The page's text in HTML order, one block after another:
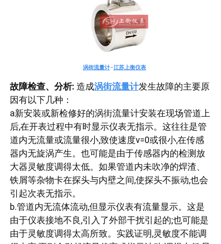
涡街流量计–江苏上衡仪表
故障检查、分析: 造成涡街流量计发生故障的主要原
因有以下几种：
a新安装或新检修好的涡街流量计安装在现场管道上
后,在开表过程中有时显示仪表无指示。这往往是管
道内无流量或流量很小,致使速度v=0或很小,在传感
器内无旋涡产生。也可能是由于传感器内的检测放
大器灵敏度调得太低。如果管道内未吹净的焊渣、
铁屑等杂物卡在探头与内壁之间,使探头不振动,也会
引起次表无指示。
b.管道内无流体流动,但显示仪表有流量显示。这是
由于仪表接地不良,引入了外部干扰引起的;也可能是
由于灵敏度调得太高所致。实践证明,灵敏度不能调